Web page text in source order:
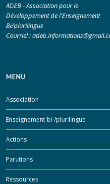
ADEB - Association pour le
Développement de l'Enseignement
Bi/plurilingue
Courriel :
MENU
Association
Enseignement bi-/plurilingue
Actions
Parutions
Ressources